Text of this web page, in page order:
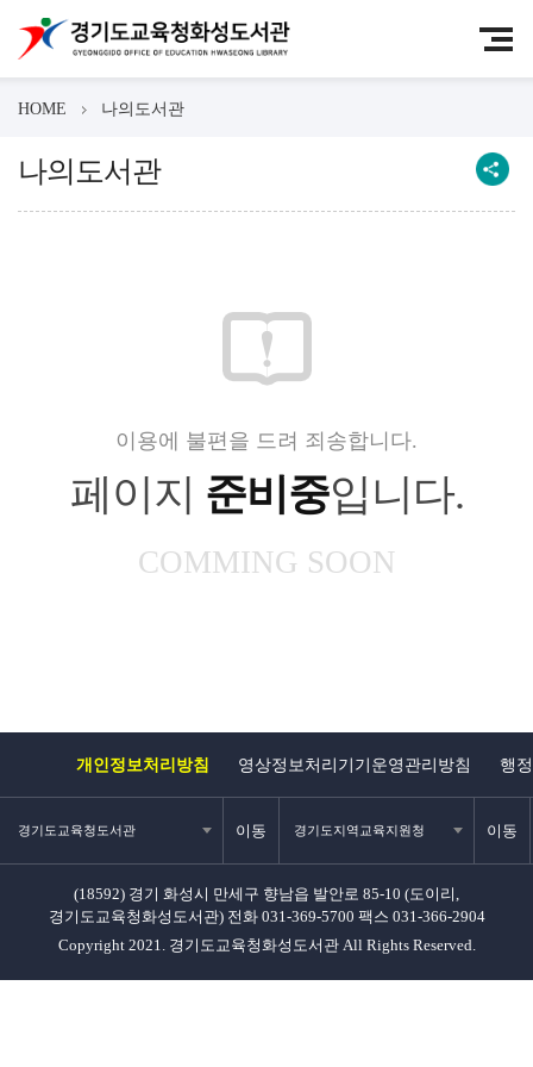
HOME 나의도서관
나의도서관
이용에 불편을 드려 죄송합니다.
페이지 준비중입니다.
COMMING SOON
개인정보처리방침 영상정보처리기기운영관리방침 행
경기도교육청도서관 이동 경기도지역교육지원청 이동
(18592) 경기 화성시 만세구 향남읍 발안로 85-10 (도이리,
경기도교육청화성도서관) 전화 031-369-5700 팩스 031-366-2904
Copyright 2021. 경기도교육청화성도서관 All Rights Reserved.